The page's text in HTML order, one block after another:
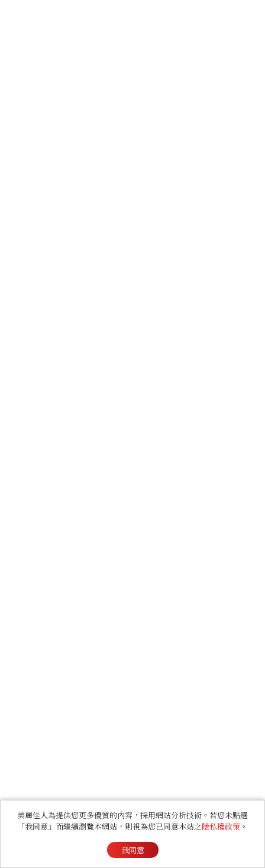
美麗佳人為提供您更多優質的內容，採用網站分析技術。若您未點選
「我同意」而繼續瀏覽本網站，則視為您已同意本站之隱私權政策 。
我同意